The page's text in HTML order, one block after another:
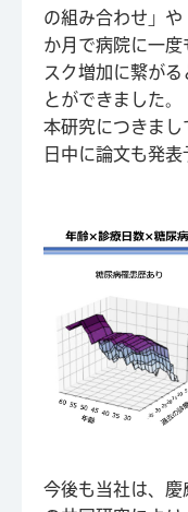
の組み合わせ」
か月で病院に一度
スク増加に繋が
とができました。
本研究につきま
日中に論文も発表
今後も当社は、慶